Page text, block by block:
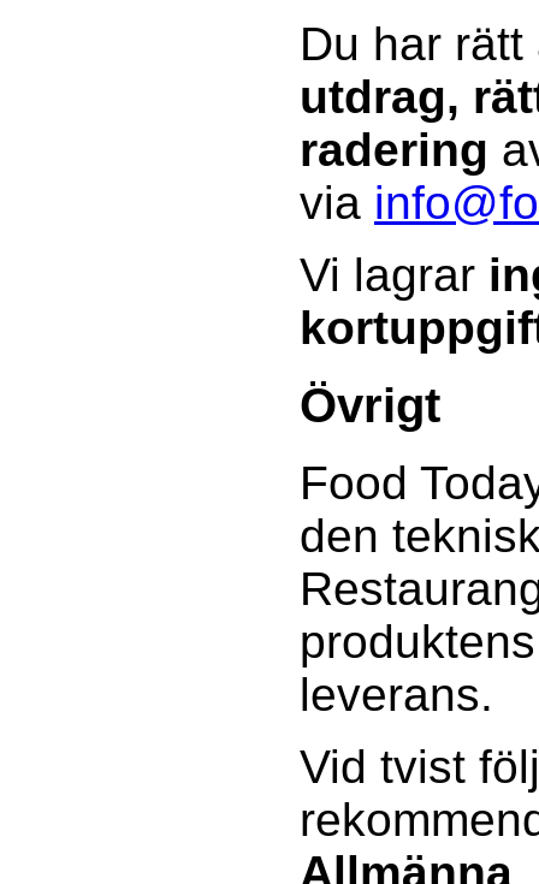
Du har
utdrag,
radering
via
Vi lagrar
Övrigt
Food
den
leverans.
Vid tvist
Allmänna